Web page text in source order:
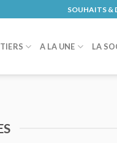
SOUHAITS &
A LA UNE LA